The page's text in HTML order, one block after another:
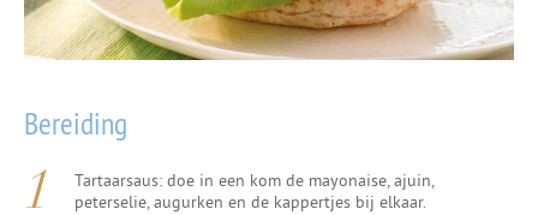
Bereiding
Tartaarsaus: doe in een kom de mayonaise, ajuin,
peterselie, augurken en de kappertjes bij elkaar.